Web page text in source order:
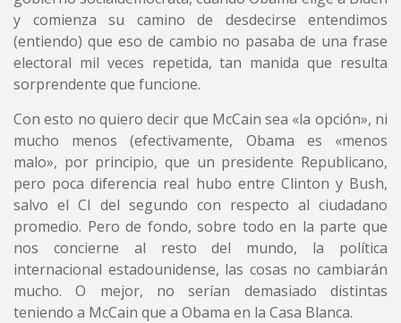
y comienza su camino de desdecirse entendimos
(entiendo) que eso de cambio no pasaba de una frase
electoral mil veces repetida, tan manida que resulta
sorprendente que funcione.
Con esto no quiero decir que McCain sea «la opción», ni
mucho menos (efectivamente, Obama es «menos
malo», por principio, que un presidente Republicano,
pero poca diferencia real hubo entre Clinton y Bush,
salvo el CI del segundo con respecto al ciudadano
promedio. Pero de fondo, sobre todo en la parte que
nos concierne al resto del mundo, la política
internacional estadounidense, las cosas no cambiarán
mucho. O mejor, no serían demasiado distintas
teniendo a McCain que a Obama en la Casa Blanca.